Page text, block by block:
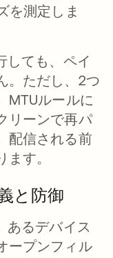
を測定しま
しても、ペイ
。ただし、2つ
MTUルールに
リーンで再パ
配信される前
す。
と防御
あるデバイス
ープンフィル